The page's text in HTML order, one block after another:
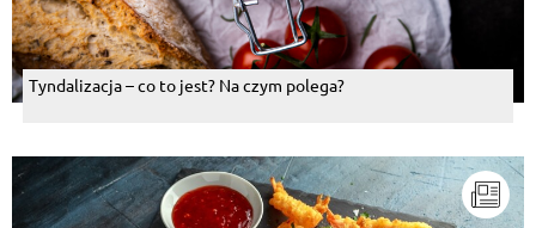
Tyndalizacja – co to jest? Na czym polega?